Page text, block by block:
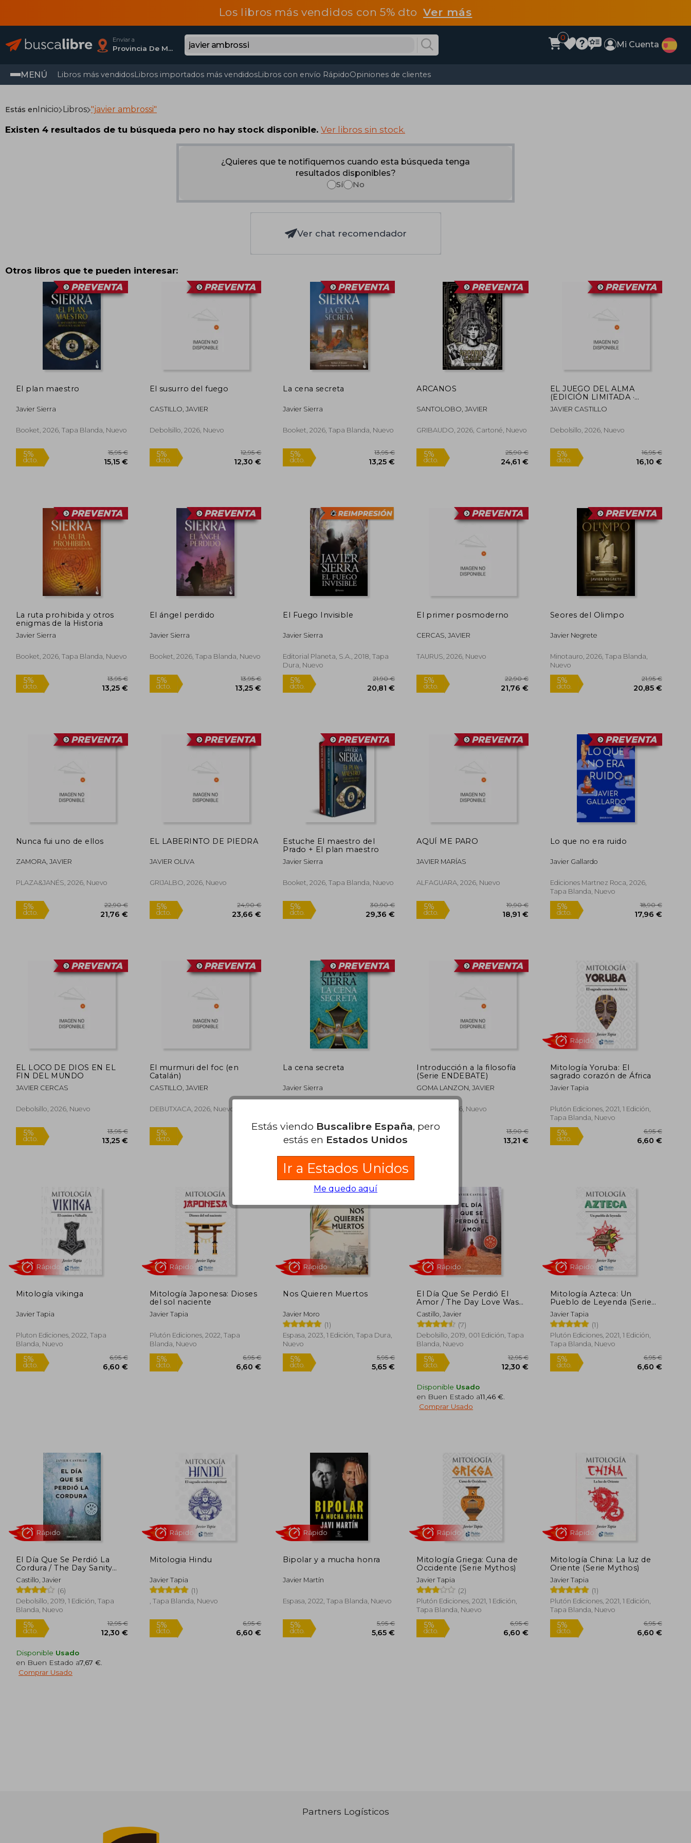
Los libros más vendidos con 5% dtoVer más
Enviar a
Provincia De Madrid
0
Mi Cuenta
MENÚ Libros más vendidosLibros importados más vendidosLibros con envío RápidoOpiniones de clientes
Estás enInicio Libros "javier ambrossi"
Existen 4 resultados de tu búsqueda pero no hay stock disponible. Ver libros sin stock.
¿Quieres que te notifiquemos cuando esta búsqueda tenga
resultados disponibles?
Sí
No
Ver chat recomendador
Otros libros que te pueden interesar:
El plan maestro
Javier Sierra
Booket, 2026, Tapa Blanda, Nuevo
15,15 €
El susurro del fuego
CASTILLO, JAVIER
Debolsillo, 2026, Nuevo
dcto.
La cena secreta
Javier Sierra
Booket, 2026, Tapa Blanda, Nuevo
5%
dcto.
ARCANOS
SANTOLOBO, JAVIER
GRIBAUDO, 2026, Cartoné, Nuevo
5%
dcto. 24,61 €
EL JUEGO DEL ALMA
(EDICIÓN LIMITADA ·
CANTOS TINTADOS) (SERIE
LA CHICA DE NIEVE)
JAVIER CASTILLO
Debolsillo, 2026, Nuevo
5%
dcto.
La ruta prohibida y otros
enigmas de la Historia
Javier Sierra
Booket, 2026, Tapa Blanda, Nuevo
El ángel perdido
Javier Sierra
Booket, 2026, Tapa Blanda, Nuevo
El Fuego Invisible
Javier Sierra
Editorial Planeta, S.A., 2018, Tapa
Dura, Nuevo
5%
dcto.
El primer posmoderno
CERCAS, JAVIER
TAURUS, 2026, Nuevo
22,90 €
21,76 €
Seores del Olimpo
Javier Negrete
Minotauro, 2026, Tapa Blanda,
Nuevo
5%
dcto.
Nunca fui uno de ellos
ZAMORA, JAVIER
PLAZA&JANÉS, 2026, Nuevo
EL LABERINTO DE PIEDRA
JAVIER OLIVA
GRIJALBO, 2026, Nuevo
Estuche El maestro del
Prado + El plan maestro
Javier Sierra
Booket, 2026, Tapa Blanda, Nuevo
5%
dcto.
AQUÍ ME PARO
JAVIER MARÍAS
ALFAGUARA, 2026, Nuevo
5%
Lo que no era ruido
Javier Gallardo
Ediciones Martnez Roca, 2026,
Tapa Blanda, Nuevo
EL LOCO DE DIOS EN EL
FIN DEL MUNDO
JAVIER CERCAS
Debolsillo, 2026, Nuevo
5%
dcto. 13,25 €
El murmuri del foc (en
Catalán)
CASTILLO, JAVIER
DEBUTXACA, 2026, Nuevo
5%
dcto. 12,30 €
La cena secreta
Javier Sierra
5%
dcto. 21,76 €
Introducción a la filosofía
(Serie ENDEBATE)
GOMA LANZON, JAVIER
DEBATE, 2026, Nuevo
5%
dcto. 13,21 €
Mitología Yoruba: El
sagrado corazón de África
Javier Tapia
Plutón Ediciones, 2021, 1 Edición,
Tapa Blanda, Nuevo
Mitología vikinga
Javier Tapia
Pluton Ediciones, 2022, Tapa
Blanda, Nuevo
Mitología Japonesa: Dioses
del sol naciente
Javier Tapia
Plutón Ediciones, 2022, Tapa
Blanda, Nuevo
Nos Quieren Muertos
Javier Moro
(1)
Espasa, 2023, 1 Edición, Tapa Dura,
Nuevo
5%
dcto.
El Día Que Se Perdió El
Amor / The Day Love Was
Lost
Castillo, Javier
(7)
Debolsillo, 2019, 001 Edición, Tapa
Blanda, Nuevo
5%
dcto.
Disponible Usado
en Buen Estado a11,46 €
Comprar Usado
Mitología Azteca: Un
Pueblo de Leyenda (Serie
Mythos)
Javier Tapia
(1)
Plutón Ediciones, 2021, 1 Edición,
Tapa Blanda, Nuevo
5%
dcto.
El Día Que Se Perdió La
Cordura / The Day Sanity
Was Lost
Castillo, Javier
(6)
Debolsillo, 2019, 1 Edición, Tapa
Blanda, Nuevo
Disponible Usado
en Buen Estado a7,67 €
Comprar Usado
Mitologia Hindu
Javier Tapia
(1)
, Tapa Blanda, Nuevo
Bipolar y a mucha honra
Javier Martín
Espasa, 2022, Tapa Blanda, Nuevo
dcto.
Mitología Griega: Cuna de
Occidente (Serie Mythos)
Javier Tapia
(2)
Plutón Ediciones, 2021, 1 Edición,
Tapa Blanda, Nuevo
Mitología China: La luz de
Oriente (Serie Mythos)
Javier Tapia
(1)
Plutón Ediciones, 2021, 1 Edición,
Tapa Blanda, Nuevo
Partners Logísticos
Estás viendo Buscalibre España, pero
estás en Estados Unidos
Ir a Estados Unidos
Me quedo aquí